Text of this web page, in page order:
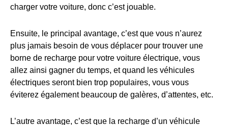
charger votre voiture, donc c’est jouable.
Ensuite, le principal avantage, c’est que vous n’aurez
plus jamais besoin de vous déplacer pour trouver une
borne de recharge pour votre voiture électrique, vous
allez ainsi gagner du temps, et quand les véhicules
électriques seront bien trop populaires, vous vous
éviterez également beaucoup de galères, d’attentes, etc.
L’autre avantage, c’est que la recharge d’un véhicule